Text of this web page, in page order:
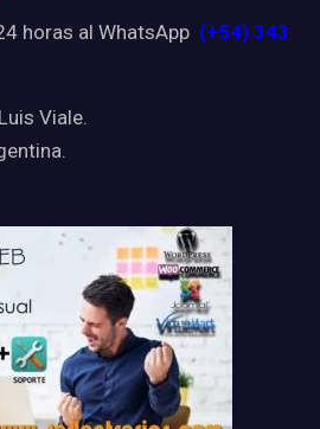
horas al WhatsApp (+54) 343
Viale.